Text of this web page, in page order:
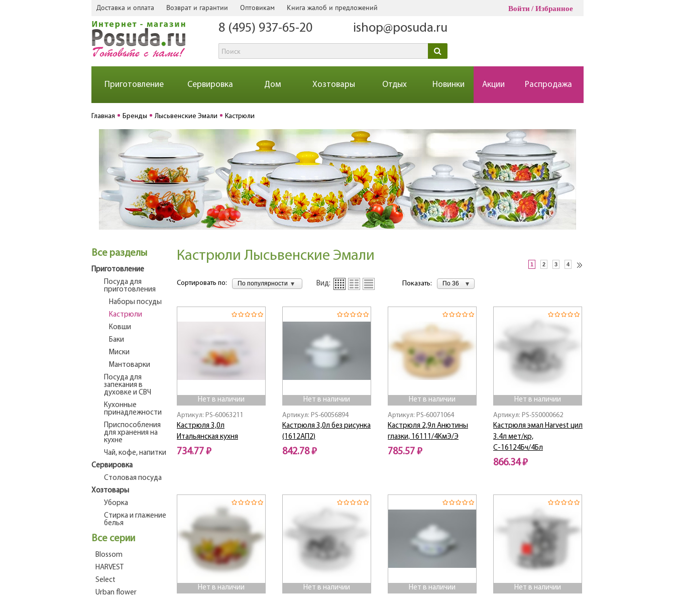
Доставка и оплата Возврат и гарантии Оптовикам Книга жалоб и предложений Войти Избранное
8 (495) 937-65-20 ishop@posuda.ru
Приготовление Сервировка Дом Хозтовары Отдых Новинки Акции Распродажа
Главная Бренды Лысьвенские Эмали Кастрюли
Все разделы
Приготовление
Посуда для
приготовления
Наборы посуды
Кастрюли
Ковши
Баки
Миски
Мантоварки
Посуда для
запекания в
духовке и СВЧ
Кухонные
принадлежности
Приспособления
для хранения на
кухне
Чай, кофе, напитки
Сервировка
Столовая посуда
Хозтовары
Уборка
Стирка и глажение
белья
Все серии
Blossom
HARVEST
Select
Urban flower
Кастрюли Лысьвенские Эмали
1 2 3 4
Сортировать по: По популярности Вид: Показать: По 36
Нет в наличии
Артикул: PS-60063211
Кастрюля 3,0л
Итальянская кухня
734.77 ₽
Нет в наличии
Артикул: PS-60056894
Кастрюля 3,0л без рисунка
(1612АП2)
842.78 ₽
Нет в наличии
Артикул: PS-60071064
Кастрюля 2,9л Анютины
глазки, 16111/4КмЭ/Э
785.57 ₽
Нет в наличии
Артикул: PS-550000662
Кастрюля эмал Harvest цил
3.4л мет/кр,
С-16124Бч/4Бл
866.34 ₽
Нет в наличии Нет в наличии Нет в наличии Нет в наличии